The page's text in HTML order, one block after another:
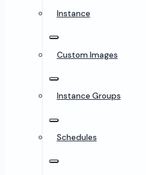
Instance
Custom Images
Instance Groups
Schedules